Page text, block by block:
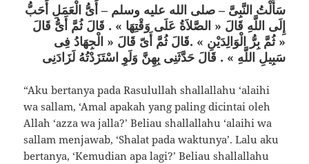
سَأَلْتُ النَّبِىَّ – صلى الله عليه وسلم – أَىُّ الْعَمَلِ أَحَبُّ
إِلَى اللَّهِ قَالَ « الصَّلاَةُ عَلَى وَقْتِهَا » . قَالَ ثُمَّ أَىُّ قَالَ
« ثُمَّ بِرُّ الْوَالِدَيْنِ » .قَالَ ثُمَّ أَىّ قَالَ « الْجِهَادُ فِى
سَبِيلِ اللَّهِ » . قَالَ حَدَّثَنِى بِهِنَّ وَلَوِ اسْتَزَدْتُهُ لَزَادَنِى
“Aku bertanya pada Rasulullah shallallahu ‘alaihi
wa sallam, ‘Amal apakah yang paling dicintai oleh
Allah ‘azza wa jalla?’ Beliau shallallahu ‘alaihi wa
sallam menjawab, ‘Shalat pada waktunya’. Lalu aku
bertanya, ‘Kemudian apa lagi?’ Beliau shallallahu